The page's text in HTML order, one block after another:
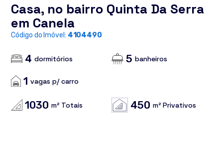
Casa, no bairro Quinta Da Serra
em Canela
Código do Imóvel: 4104490
4 dormitórios 5 banheiros
1 vagas p/ carro
1030 m² Totais 450 m² Privativos